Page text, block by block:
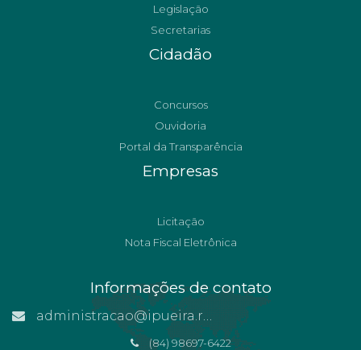
Legislação
Secretarias
Cidadão
Concursos
Ouvidoria
Portal da Transparência
Empresas
Licitação
Nota Fiscal Eletrônica
Informações de contato
administracao@ipueira.rn.gov.br
(84) 98697-6422